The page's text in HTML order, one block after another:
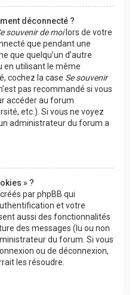
déconnecté ?
souvenir de moilors de votre
que pendant une
que quelqu’un d’autre
en utilisant le même
cochez la case Se souvenir
pas recommandé si vous
accéder au forum
etc.). Si vous ne voyez
administrateur du forum a
» ?
par phpBB qui
et votre
aussi des fonctionnalités
des messages (lu ou non
du forum. Si vous
ou de déconnexion,
les résoudre.